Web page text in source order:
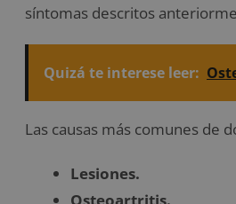
síntomas descritos
Quizá te interese leer:
Las causas más comunes de
Lesiones.